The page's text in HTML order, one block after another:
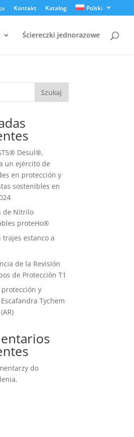
Kontakt Katalog Polski
Ściereczki jednorazowe
Szukaj
Desul®,
un ejército de
en protección y
sostenibles en
de Nitrilo
proteHo®
trajes estanco a
de la Revisión
de Protección T1
y
Tychem
do